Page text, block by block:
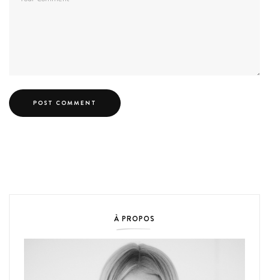
À PROPOS